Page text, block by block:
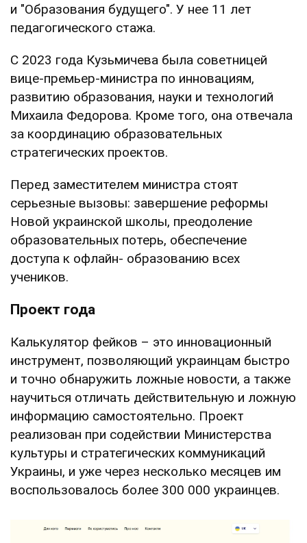
и "Образования будущего". У нее 11 лет
педагогического стажа.
С 2023 года Кузьмичева была советницей
вице-премьер-министра по инновациям,
развитию образования, науки и технологий
Михаила Федорова. Кроме того, она отвечала
за координацию образовательных
стратегических проектов.
Перед заместителем министра стоят
серьезные вызовы: завершение реформы
Новой украинской школы, преодоление
образовательных потерь, обеспечение
доступа к офлайн- образованию всех
учеников.
Проект года
Калькулятор фейков – это инновационный
инструмент, позволяющий украинцам быстро
и точно обнаружить ложные новости, а также
научиться отличать действительную и ложную
информацию самостоятельно. Проект
реализован при содействии Министерства
культуры и стратегических коммуникаций
Украины, и уже через несколько месяцев им
воспользовалось более 300 000 украинцев.